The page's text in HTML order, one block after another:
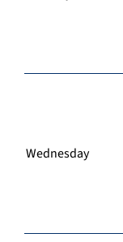
Wednesday